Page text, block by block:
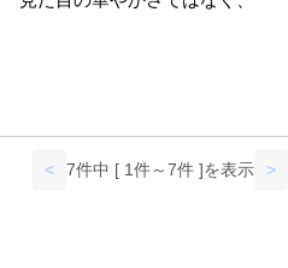
< 7件中 [ 1件～7件 ]を表示 >